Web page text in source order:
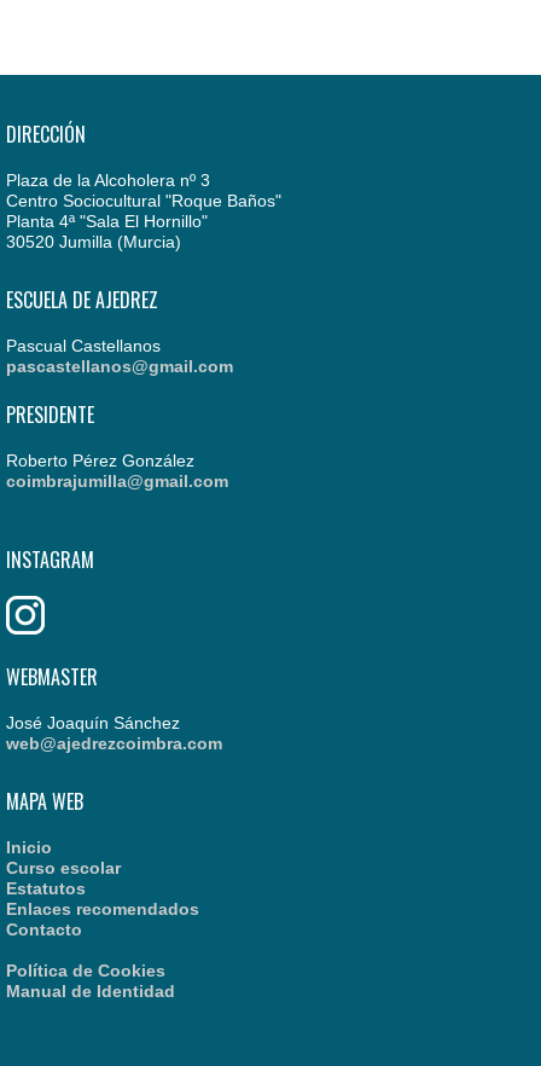
DIRECCIÓN
Plaza de la Alcoholera nº 3
Centro Sociocultural "Roque Baños"
Planta 4ª "Sala El Hornillo"
30520 Jumilla (Murcia)
ESCUELA DE AJEDREZ
Pascual Castellanos
pascastellanos@gmail.com
PRESIDENTE
Roberto Pérez González
coimbrajumilla@gmail.com
INSTAGRAM
WEBMASTER
José Joaquín Sánchez
web@ajedrezcoimbra.com
MAPA WEB
Inicio
Curso escolar
Estatutos
Enlaces recomendados
Contacto
Política de Cookies
Manual de Identidad